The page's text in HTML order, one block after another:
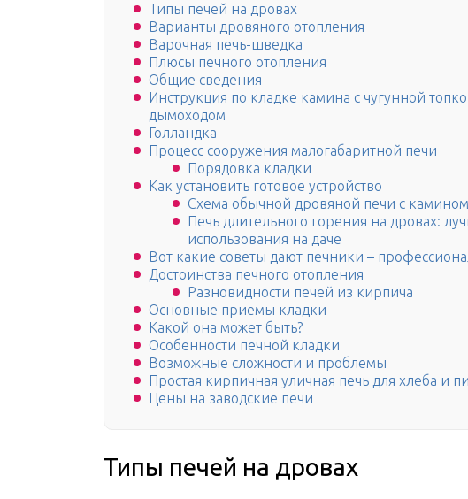
Типы печей на дровах
Варианты дровяного отопления
Варочная печь-шведка
Плюсы печного отопления
Общие сведения
Инструкция по кладке камина с чугунной
дымоходом
Голландка
Процесс сооружения малогабаритной печи
Порядовка кладки
Как установить готовое устройство
Схема обычной дровяной печи с камином
Печь длительного горения на дровах:
использования на даче
Вот какие советы дают печники –
Достоинства печного отопления
Разновидности печей из кирпича
Основные приемы кладки
Какой она может быть?
Особенности печной кладки
Возможные сложности и проблемы
Простая кирпичная уличная печь для хлеба и
Цены на заводские печи
Типы печей на дровах